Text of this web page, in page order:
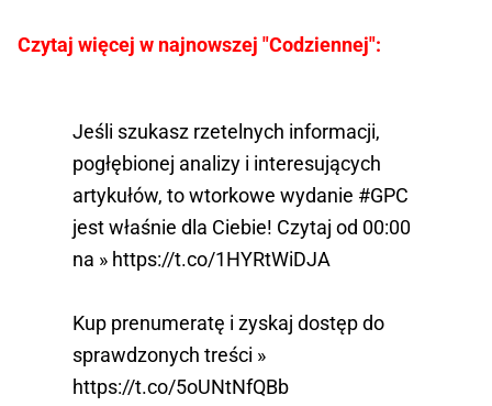
Czytaj więcej w najnowszej "Codziennej":
Jeśli szukasz rzetelnych informacji,
pogłębionej analizy i interesujących
artykułów, to wtorkowe wydanie #GPC
jest właśnie dla Ciebie! Czytaj od 00:00
na » https://t.co/1HYRtWiDJA
Kup prenumeratę i zyskaj dostęp do
sprawdzonych treści »
https://t.co/5oUNtNfQBb